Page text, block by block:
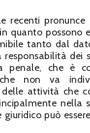
recenti
in quanto possono
tanto dal
responsabilità
penale, che è
non va
attività che
nella
può